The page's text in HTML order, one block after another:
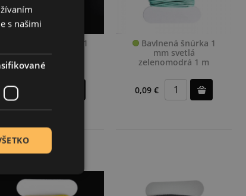
Bavlnená šnúrka 1
mm svetlá ružová 1
m
0,09 €
Bavlnená šnúrka 1
mm svetlá
zelenomodrá 1 m
0,09 €
s našimi